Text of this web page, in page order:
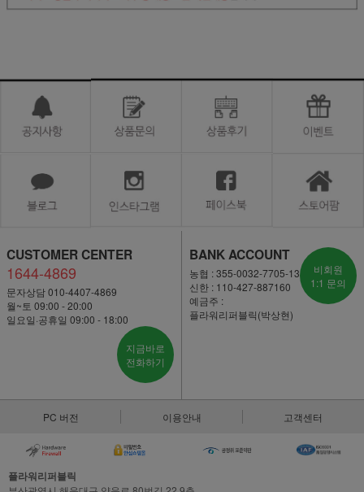
CUSTOMER CENTER
1644-4869
문자상담 010-4407-4869
월~토 09:00 - 20:00
일요일·공휴일 09:00 - 18:00
지금바로
전화하기
BANK ACCOUNT
농협 : 355-0032-7705-13
신한 : 110-427-887160
예금주 :
플라워리퍼블릭(박상현)
비회원
1:1 문의
PC 버전 이용안내 고객센터
플라워리퍼블릭